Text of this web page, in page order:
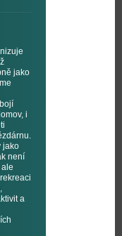
jako
i
jako
není
a